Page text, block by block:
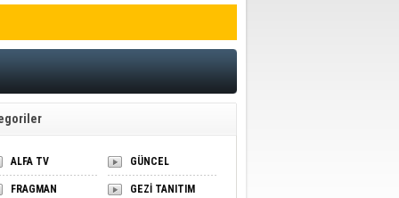
Geçti
ALFA TV GÜNCEL
FRAGMAN GEZİ TANITIM